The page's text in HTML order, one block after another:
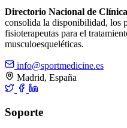
Directorio Nacional de
consolida la disponibilidad, los
fisioterapeutas para el
musculoesqueléticas.
info@sportmedicine.es
Madrid, España
Soporte